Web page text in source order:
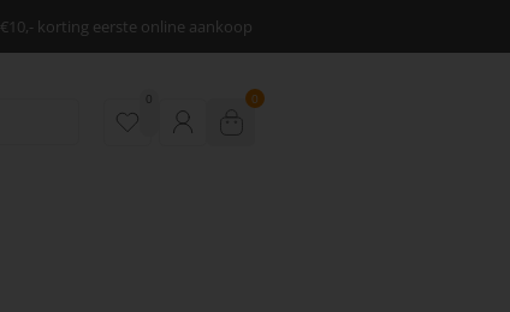
€10,- korting eerste online aankoop
0 0